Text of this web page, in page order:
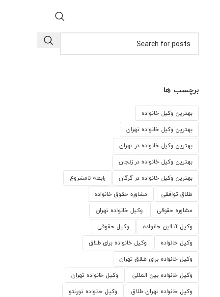
برچسب ها
بهترین وکیل خانواده
بهترین وکیل خانواده تهران
بهترین وکیل خانواده در تهران
بهترین وکیل خانواده در زنجان
بهترین وکیل خانواده در گرگان
رابطه نامشروع
طلاق توافقی
مشاوره حقوق خانواده
مشاوره حقوقی
وكيل خانواده تهران
وکیل آنلاین خانواده
وکیل حقوقی
وکیل خانواده
وکیل خانواده برای طلاق
وکیل خانواده برای طلاق تهران
وکیل خانواده بین المللی
وکیل خانواده تهران
وکیل خانواده تهران طلاق
وکیل خانواده تورنتو